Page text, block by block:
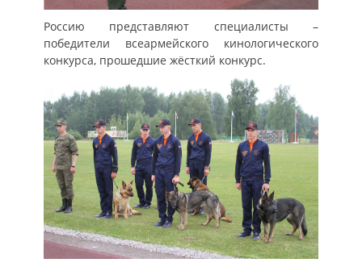
Россию представляют специалисты –
победители всеармейского кинологического
конкурса, прошедшие жёсткий конкурс.